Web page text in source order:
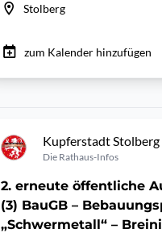
Stolberg
zum Kalender hinzufügen
Kupferstadt
Die Rathaus-Infos
2. erneute öffentliche
(3) BauGB –
„Schwermetall“ –